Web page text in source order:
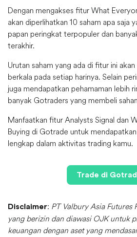
Dengan mengakses fitur What
akan diperlihatkan 10 saham apa saja
papan peringkat terpopuler dan
terakhir.
Urutan saham yang ada di fitur ini
berkala pada setiap harinya. Selain
juga mendapatkan pehamaman lebih
banyak Gotraders yang membeli
Manfaatkan fitur Analysts Signal dan
Buying di Gotrade untuk
lengkap dalam aktivitas trading kamu.
Trade di
Disclaimer: PT Valbury Asia Futures
yang berizin dan diawasi OJK untuk
keuangan dengan aset yang